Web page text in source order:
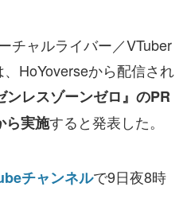
チャルライバー／VTuber
HoYoverseから配信され
ンレスゾーンゼロ』のPR
ら実施すると発表した。
チャンネルで9日夜8時